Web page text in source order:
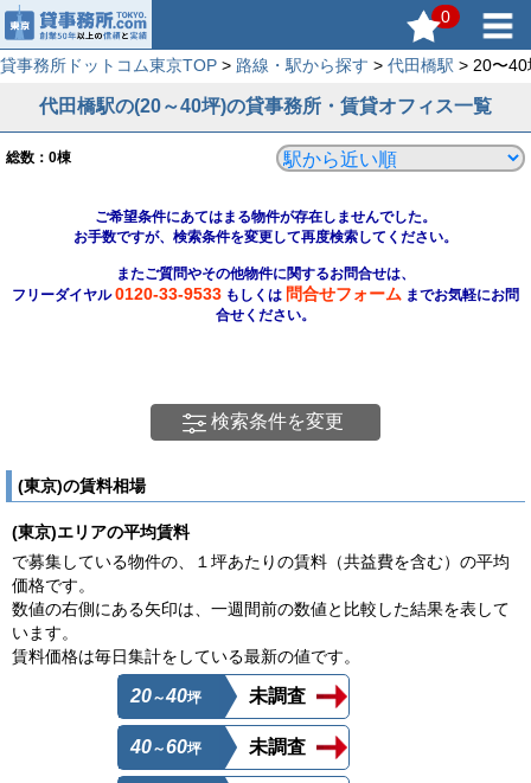
0
貸事務所ドットコム東京TOP > 路線・駅から探す > 代田橋駅 > 20〜
代田橋駅の(20～40坪)の貸事務所・賃貸オフィス一覧
総数： 0棟
ご希望条件にあてはまる物件が存在しませんでした。
お手数ですが、検索条件を変更して再度検索してください。
またご質問やその他物件に関するお問合せは、
フリーダイヤル0120-33-9533 もしくは 問合せフォーム までお気軽にお問
合せください。
検索条件を変更
(東京)の賃料相場
(東京)エリアの平均賃料
で募集している物件の、１坪あたりの賃料（共益費を含む）の平均
価格です。
数値の右側にある矢印は、一週間前の数値と比較した結果を表して
います。
賃料価格は毎日集計をしている最新の値です。
20～40坪 未調査
40～60坪 未調査